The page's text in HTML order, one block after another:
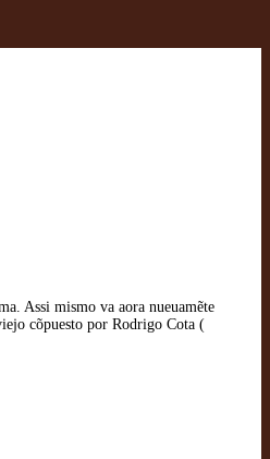
Assi mismo va aora nueuamẽte
cõpuesto por Rodrigo Cota (